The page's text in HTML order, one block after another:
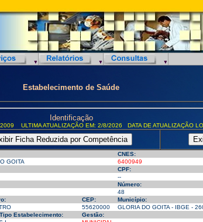
Estabelecimento de Saúde
Identificação
ULTIMA ATUALIZAÇÃO EM: 2/8/2026 DATA DE ATUALIZAÇÃO
CNES:
GOITA
6400949
CPF:
--
Número:
48
CEP: Município:
55620000 GLORIA DO GOITA - IBGE -
Estabelecimento: Gestão: